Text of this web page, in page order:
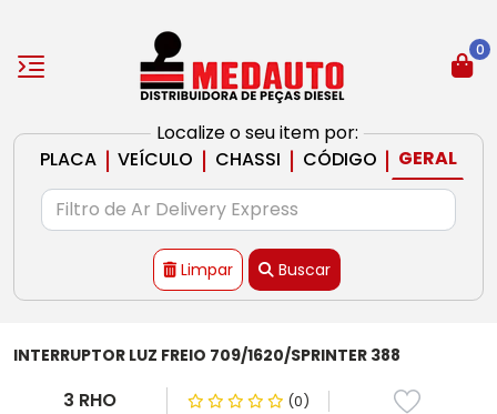
Localize o seu item por:
PLACA | VEÍCULO | CHASSI | CÓDIGO | GERAL
Limpar Buscar
0
INTERRUPTOR LUZ FREIO 709/1620/SPRINTER 388
3 RHO (0)